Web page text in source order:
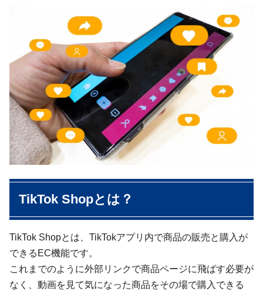
TikTok Shopとは？
TikTok Shopとは、TikTokアプリ内で商品の販売と購入が
できるEC機能です。
これまでのように外部リンクで商品ページに飛ばす必要が
なく、動画を見て気になった商品をその場で購入できる